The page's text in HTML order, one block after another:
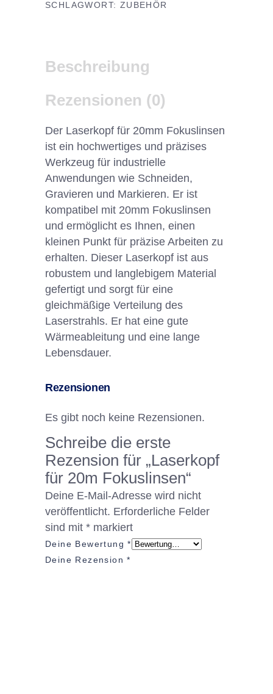
SCHLAGWORT: ZUBEHÖR
Beschreibung
Rezensionen (0)
Der Laserkopf für 20mm Fokuslinsen
ist ein hochwertiges und präzises
Werkzeug für industrielle
Anwendungen wie Schneiden,
Gravieren und Markieren. Er ist
kompatibel mit 20mm Fokuslinsen
und ermöglicht es Ihnen, einen
kleinen Punkt für präzise Arbeiten zu
erhalten. Dieser Laserkopf ist aus
robustem und langlebigem Material
gefertigt und sorgt für eine
gleichmäßige Verteilung des
Laserstrahls. Er hat eine gute
Wärmeableitung und eine lange
Lebensdauer.
Rezensionen
Es gibt noch keine Rezensionen.
Schreibe die erste
Rezension für „Laserkopf
für 20m Fokuslinsen“
Deine E-Mail-Adresse wird nicht
veröffentlicht. Erforderliche Felder
sind mit * markiert
Deine Bewertung*
Deine Rezension*